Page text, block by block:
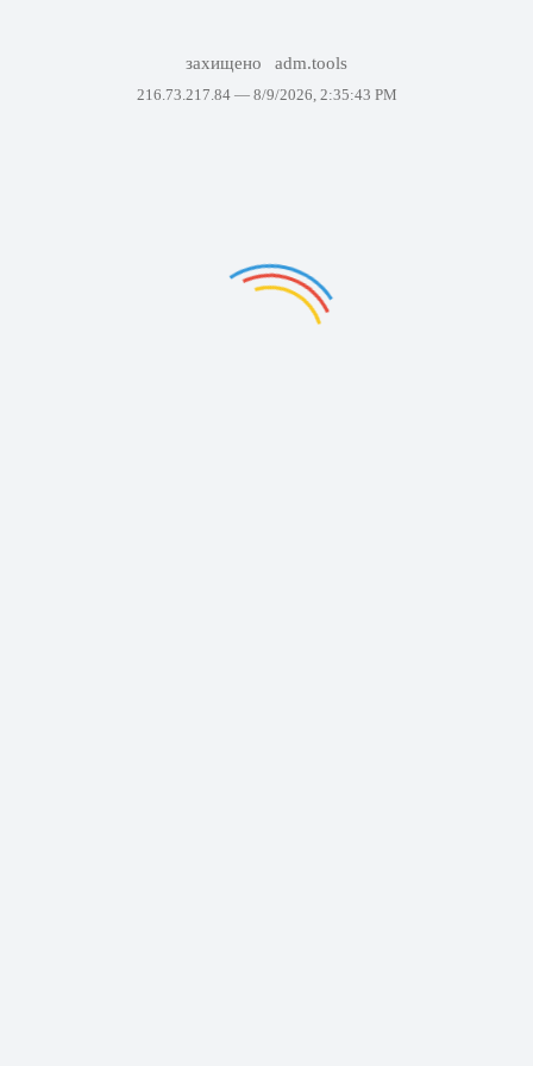
захищено adm.tools
216.73.217.84 — 8/9/2026, 2:35:43 PM